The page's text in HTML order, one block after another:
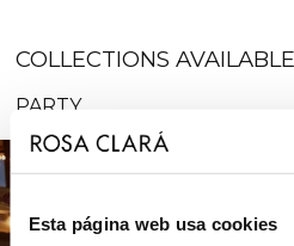
Esta página web usa cookies
COLLECTIONS
PARTY